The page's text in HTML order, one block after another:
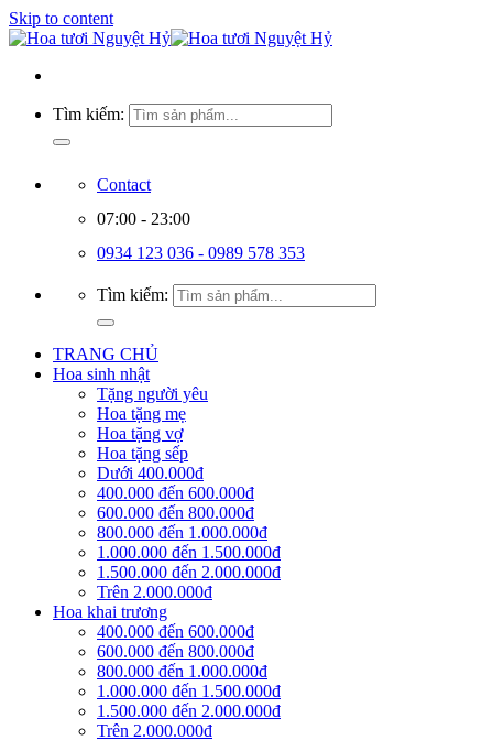
Skip to content
Tìm kiếm:
Contact
07:00 - 23:00
0934 123 036 - 0989 578 353
Tìm kiếm:
TRANG CHỦ
Hoa sinh nhật
Tặng người yêu
Hoa tặng mẹ
Hoa tặng vợ
Hoa tặng sếp
Dưới 400.000đ
400.000 đến 600.000đ
600.000 đến 800.000đ
800.000 đến 1.000.000đ
1.000.000 đến 1.500.000đ
1.500.000 đến 2.000.000đ
Trên 2.000.000đ
Hoa khai trương
400.000 đến 600.000đ
600.000 đến 800.000đ
800.000 đến 1.000.000đ
1.000.000 đến 1.500.000đ
1.500.000 đến 2.000.000đ
Trên 2.000.000đ